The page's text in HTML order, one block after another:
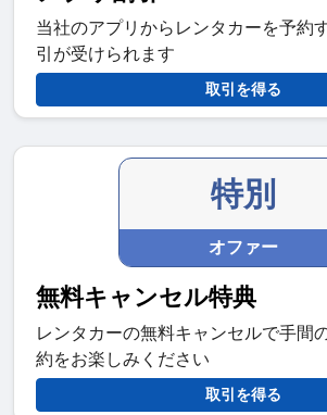
当社のアプリからレンタカーを予約
引が受けられます
取引を得る
特別
オファー
無料キャンセル特典
レンタカーの無料キャンセルで手間
約をお楽しみください
取引を得る